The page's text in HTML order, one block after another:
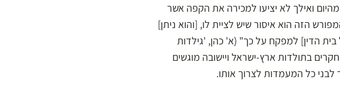
הקפה בעיר כי "מהיום ואילך לא יציעו למכירה את הקפה אשר
הזה הוא איסור שיש לציית לו, [והוא ניתן]
הדין] למפקח על כך" (א' כהן, 'גילדות
בתולדות ארץ-ישראל ויישובה מוגשים